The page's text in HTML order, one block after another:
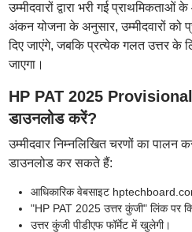
उम्मीदवारों द्वारा भरी गई
अंकन योजना के अनुसार, उम्मीदवारों को
दिए जाएंगे, जबकि प्रत्येक गलत उत्तर के
जाएगा।
HP PAT 2025
डाउनलोड करें?
उम्मीदवार निम्नलिखित चरणों का पालन
डाउनलोड कर सकते हैं:
आधिकारिक वेबसाइट
"HP PAT 2025 उत्तर कुंजी" लिंक पर
उत्तर कुंजी पीडीएफ फॉर्मेट में खुलेगी।